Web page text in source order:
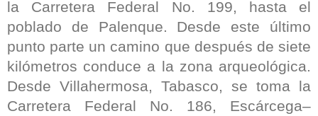
la Carretera Federal No. 199, hasta el
poblado de Palenque. Desde este último
punto parte un camino que después de siete
kilómetros conduce a la zona arqueológica.
Desde Villahermosa, Tabasco, se toma la
Carretera Federal No. 186, Escárcega–